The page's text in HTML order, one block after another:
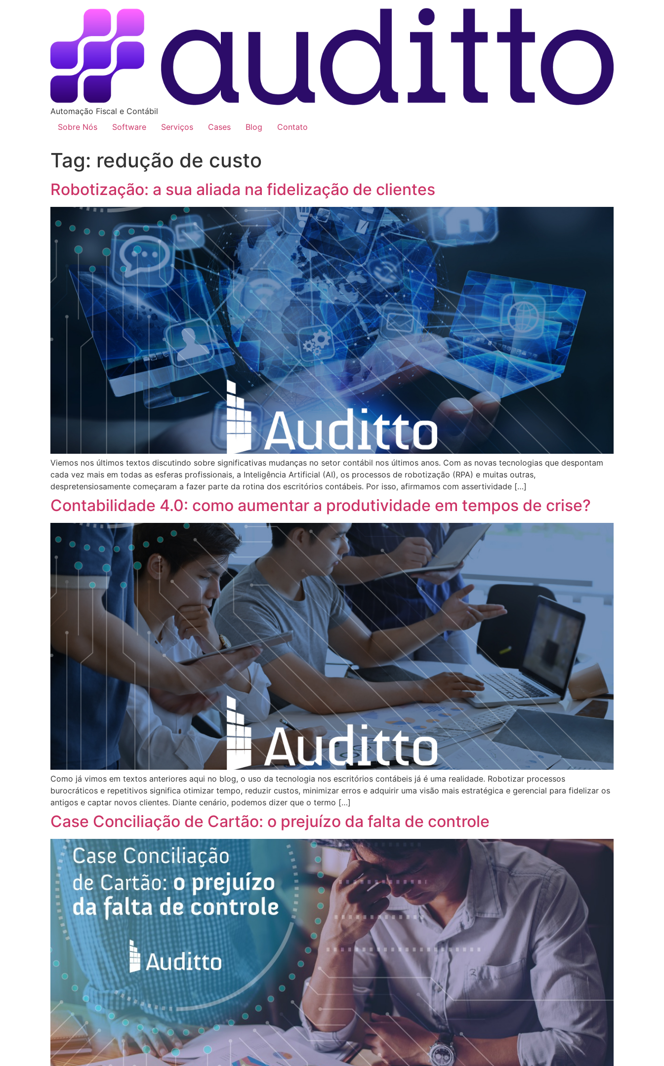
Automação Fiscal e Contábil
Sobre Nós
Software Serviços Cases Blog Contato
Tag: redução de custo
Robotização: a sua aliada na fidelização de clientes
Viemos nos últimos textos discutindo sobre significativas mudanças no setor contábil nos últimos anos. Com as novas tecnologias que despontam
cada vez mais em todas as esferas profissionais, a Inteligência Artificial (AI), os processos de robotização (RPA) e muitas outras,
despretensiosamente começaram a fazer parte da rotina dos escritórios contábeis. Por isso, afirmamos com assertividade […]
Contabilidade 4.0: como aumentar a produtividade em tempos de crise?
Como já vimos em textos anteriores aqui no blog, o uso da tecnologia nos escritórios contábeis já é uma realidade. Robotizar processos
burocráticos e repetitivos significa otimizar tempo, reduzir custos, minimizar erros e adquirir uma visão mais estratégica e gerencial para fidelizar os
antigos e captar novos clientes. Diante cenário, podemos dizer que o termo […]
Case Conciliação de Cartão: o prejuízo da falta de controle